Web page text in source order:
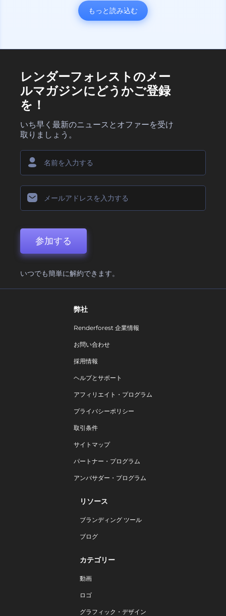
もっと読み込む
レンダーフォレストのメー
ルマガジンにどうかご登録
を！
いち早く最新のニュースとオファーを受け
取りましょう。
参加する
いつでも簡単に解約できます。
弊社
Renderforest 企業情報
お問い合わせ
採用情報
ヘルプとサポート
アフィリエイト・プログラム
プライバシーポリシー
取引条件
サイトマップ
パートナー・プログラム
アンバサダー・プログラム
リソース
ブランディング ツール
ブログ
カテゴリー
動画
ロゴ
グラフィック・デザイン